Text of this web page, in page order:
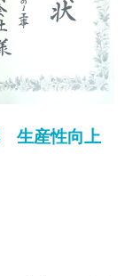
生産性向上